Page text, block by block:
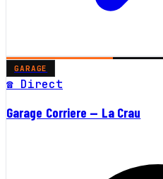
GARAGE
☎ Direct
Garage Corriere — La Crau